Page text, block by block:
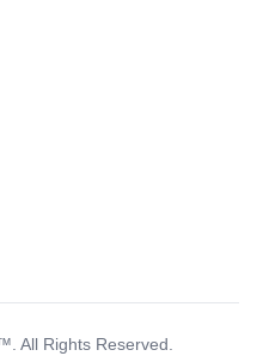
All Rights Reserved.